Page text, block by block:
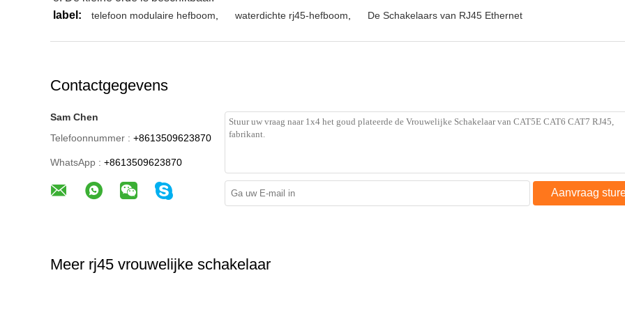
label:
telefoon modulaire hefboom waterdichte rj45-hefboom De Schakelaars van RJ45 Ethernet
Contactgegevens
Sam Chen
Telefoonnummer : +8613509623870
WhatsApp : +8613509623870
Aanvraag
Meer rj45 vrouwelijke schakelaar